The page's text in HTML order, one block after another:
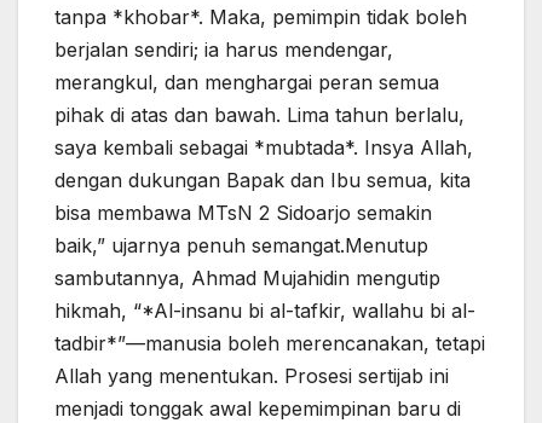
tanpa *khobar*. Maka, pemimpin tidak boleh
berjalan sendiri; ia harus mendengar,
merangkul, dan menghargai peran semua
pihak di atas dan bawah. Lima tahun berlalu,
saya kembali sebagai *mubtada*. Insya Allah,
dengan dukungan Bapak dan Ibu semua, kita
bisa membawa MTsN 2 Sidoarjo semakin
baik,” ujarnya penuh semangat.Menutup
sambutannya, Ahmad Mujahidin mengutip
hikmah, “*Al-insanu bi al-tafkir, wallahu bi al-
tadbir*”—manusia boleh merencanakan, tetapi
Allah yang menentukan. Prosesi sertijab ini
menjadi tonggak awal kepemimpinan baru di